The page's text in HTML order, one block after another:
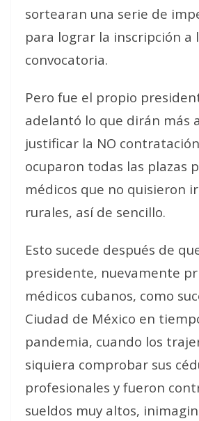
sortearan una serie de
para lograr la inscripción a
convocatoria.
Pero fue el propio
adelantó lo que dirán más
justificar la NO
ocuparon todas las plazas
médicos que no quisieron
rurales, así de sencillo.
Esto sucede después de
presidente, nuevamente
médicos cubanos, como
Ciudad de México en
pandemia, cuando los
siquiera comprobar sus
profesionales y fueron
sueldos muy altos,